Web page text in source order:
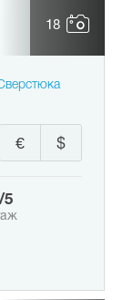
18
$
€
5/5